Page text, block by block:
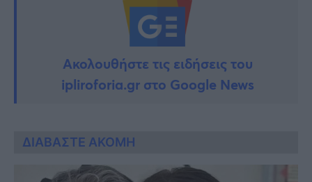
Ακολουθήστε τις ειδήσεις του
ipliroforia.gr στο Google News
ΔΙΑΒΑΣΤΕ ΑΚΟΜΗ